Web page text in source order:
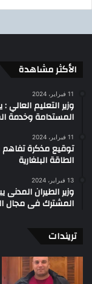
الأكثر مشاهدة
11 فبراير، 2024
وزير التعليم
المستدامة وخدمة
11 فبراير، 2024
توقيع مذكرة تفاهم
الطاقة البلغارية
13 فبراير، 2024
وزير الطيران
المشترك فى مجال
تريندات